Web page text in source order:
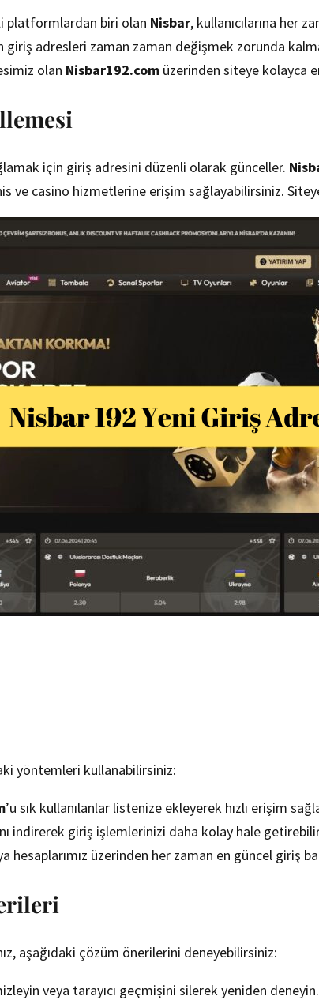
platformlardan biri olan Nisbar, kullanıcılarına her
giriş adresleri zaman zaman değişmek zorunda
olan Nisbar192.comüzerinden siteye kolayca
için giriş adresini düzenli olarak günceller.
ve casino hizmetlerine erişim sağlayabilirsiniz.
yöntemleri kullanabilirsiniz:
’u sık kullanılanlar listenize ekleyerek hızlı erişim
indirerek giriş işlemlerinizi daha kolay hale
hesaplarımız üzerinden her zaman en güncel giriş
aşağıdaki çözüm önerilerini deneyebilirsiniz:
veya tarayıcı geçmişini silerek yeniden deneyin.